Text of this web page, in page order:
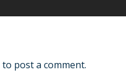
to post a comment.